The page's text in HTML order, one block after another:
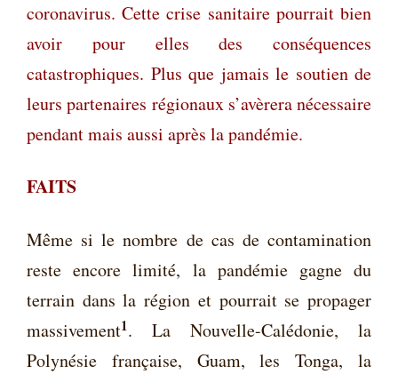
coronavirus. Cette crise sanitaire pourrait bien
avoir pour elles des conséquences
catastrophiques. Plus que jamais le soutien de
leurs partenaires régionaux s’avèrera nécessaire
pendant mais aussi après la pandémie.
FAITS
Même si le nombre de cas de contamination
reste encore limité, la pandémie gagne du
terrain dans la région et pourrait se propager
massivement1. La Nouvelle-Calédonie, la
Polynésie française, Guam, les Tonga, la